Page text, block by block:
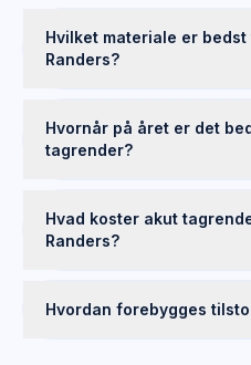
Hvilket materiale er
Randers?
Hvornår på året er det
tagrender?
Hvad koster akut
Randers?
Hvordan forebygges